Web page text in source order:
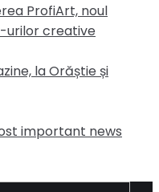
ProfiArt, noul
urilor creative
la Orăștie și
important news